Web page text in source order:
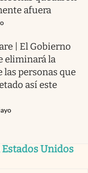
afuera
| El Gobierno
eliminará la
las personas que
así este
Unidos